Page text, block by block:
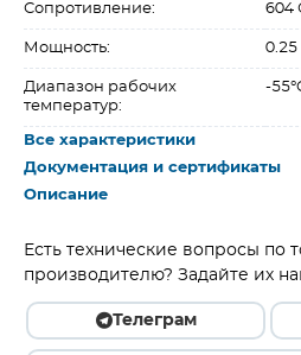
Сопротивление: 604
Мощность: 0.25
Диапазон рабочих
температур:
-
Все характеристики
Документация и сертификаты
Описание
Есть технические вопросы по
производителю? Задайте их
Телеграм